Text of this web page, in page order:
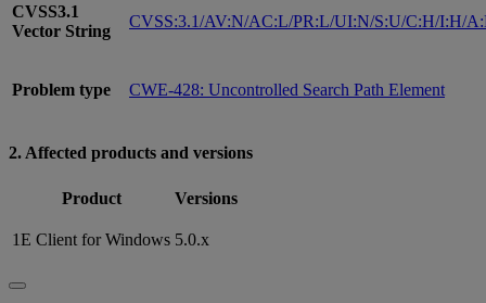
CVSS3.1
Vector String
CVSS:3.1/AV:N/AC:L/PR:L/UI:N/S:U/C:H/I:H/
Problem type CWE-428: Uncontrolled Search Path Element
2. Affected products and versions
Product Versions
1E Client for Windows 5.0.x